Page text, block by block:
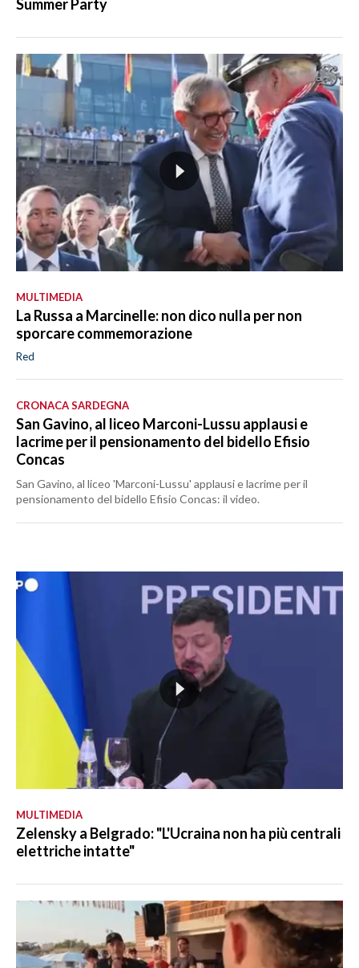
Summer Party
MULTIMEDIA
La Russa a Marcinelle: non dico nulla per non
sporcare commemorazione
Red
CRONACA SARDEGNA
San Gavino, al liceo Marconi-Lussu applausi e
lacrime per il pensionamento del bidello Efisio
Concas
San Gavino, al liceo 'Marconi-Lussu' applausi e lacrime per il
pensionamento del bidello Efisio Concas: il video.
MULTIMEDIA
Zelensky a Belgrado: "L'Ucraina non ha più centrali
elettriche intatte"